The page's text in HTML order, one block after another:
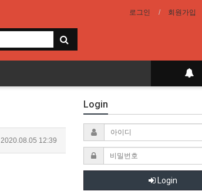
로그인 회원가입
2020.08.05 12:39
Login
Login